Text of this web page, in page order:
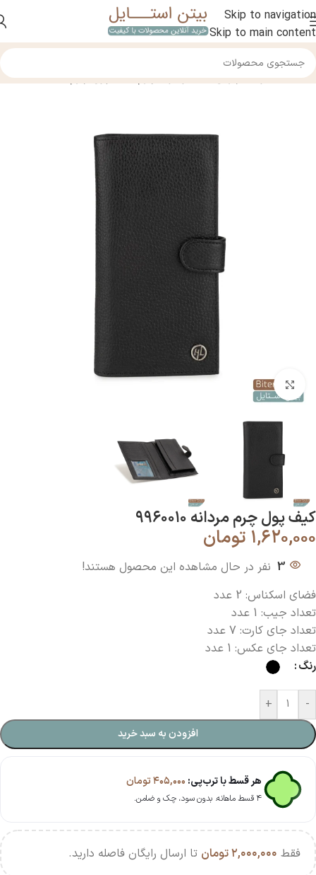
Skip to navigation
Skip to main content
خانه/محصولات چرمی/کیف و کوله چرم/کیف پول چرم
بزرگنمایی تصویر
کیف پول چرم مردانه ۹۹۶۰۰۱۰
۱,۶۲۰,۰۰۰ تومان
3 نفر در حال مشاهده این محصول هستند!
فضای اسکناس: 2 عدد
تعداد جیب: 1 عدد
تعداد جای کارت: 7 عدد
تعداد جای عکس: 1 عدد
رنگ
-
+
افزودن به سبد خرید
هر قسط با ترب‌پی: ۴۰۵,۰۰۰تومان
۴ قسط ماهانه. بدون سود، چک و ضامن.
فقط ۲,۰۰۰,۰۰۰تومان تا ارسال رایگان فاصله دارید.